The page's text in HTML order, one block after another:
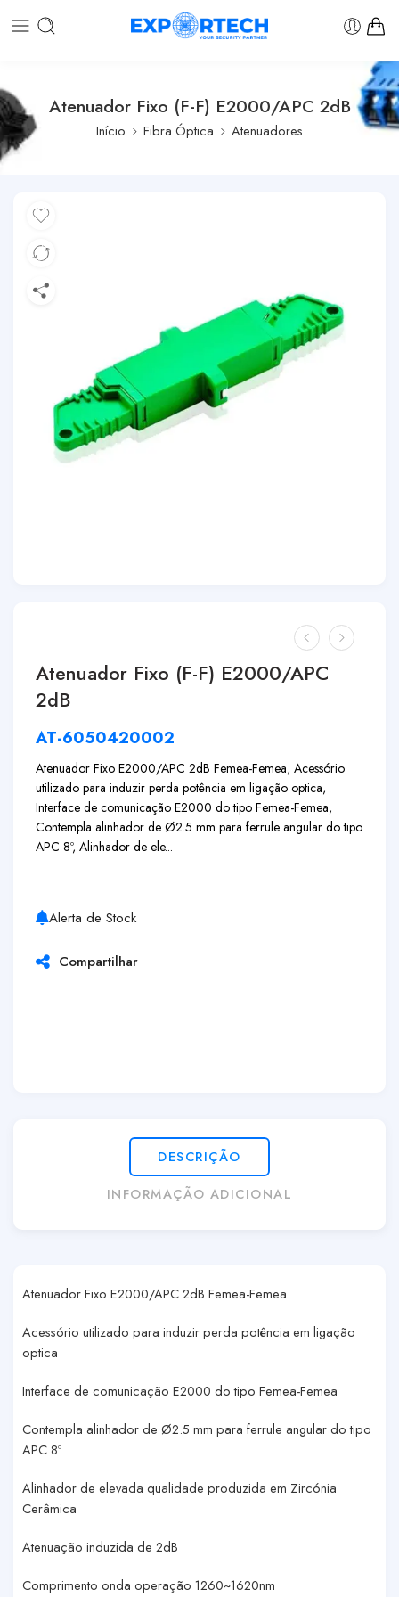
Atenuador Fixo (F-F) E2000/APC 2dB
Início Fibra Óptica Atenuadores
Atenuador Fixo (F-F) E2000/APC
2dB
AT-6050420002
Atenuador Fixo E2000/APC 2dB Femea-Femea, Acessório
utilizado para induzir perda potência em ligação optica,
Interface de comunicação E2000 do tipo Femea-Femea,
Contempla alinhador de Ø2.5 mm para ferrule angular do tipo
APC 8º, Alinhador de ele...
Alerta de Stock
Compartilhar
DESCRIÇÃO
INFORMAÇÃO ADICIONAL
Atenuador Fixo E2000/APC 2dB Femea-Femea
Acessório utilizado para induzir perda potência em ligação
optica
Interface de comunicação E2000 do tipo Femea-Femea
Contempla alinhador de Ø2.5 mm para ferrule angular do tipo
APC 8º
Alinhador de elevada qualidade produzida em Zircónia
Cerâmica
Atenuação induzida de 2dB
Comprimento onda operação 1260~1620nm